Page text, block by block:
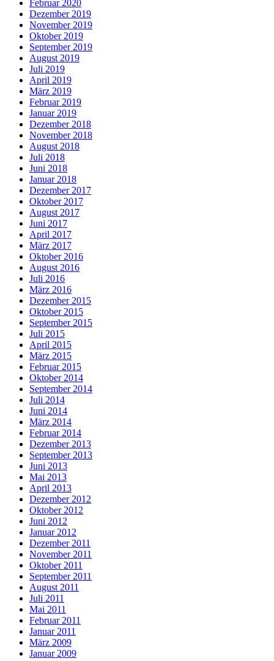
Februar 2020
Dezember 2019
November 2019
Oktober 2019
September 2019
August 2019
Juli 2019
April 2019
März 2019
Februar 2019
Januar 2019
Dezember 2018
November 2018
August 2018
Juli 2018
Juni 2018
Januar 2018
Dezember 2017
Oktober 2017
August 2017
Juni 2017
April 2017
März 2017
Oktober 2016
August 2016
Juli 2016
März 2016
Dezember 2015
Oktober 2015
September 2015
Juli 2015
April 2015
März 2015
Februar 2015
Oktober 2014
September 2014
Juli 2014
Juni 2014
März 2014
Februar 2014
Dezember 2013
September 2013
Juni 2013
Mai 2013
April 2013
Dezember 2012
Oktober 2012
Juni 2012
Januar 2012
Dezember 2011
November 2011
Oktober 2011
September 2011
August 2011
Juli 2011
Mai 2011
Februar 2011
Januar 2011
März 2009
Januar 2009